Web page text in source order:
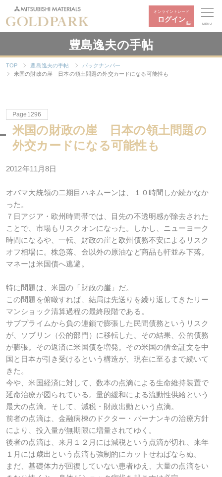
オンライントレード
ログイン
MENU
豊島逸夫の手帖
TOP 豊島逸夫の手帖
バックナンバー
米国の財政の崖 日本の領土問題の外交カードになる可能性も
Page1296
米国の財政の崖 日本の領土問題の
外交カードになる可能性も
2012年11月8日
オバマ大統領の二期目ハネムーンは、１０時間しか続かなか
った。
７日アジア・欧州時間帯では、目先の不透明感が除去された
ことで、市場もリスクオンになった。しかし、ニューヨーク
時間になるや、一転、財政の崖と欧州債務不安によるリスク
オフ相場に。株急落、金以外の原油など商品も軒並み下落。
マネーは米国債へ逃避。
特に問題は、米国の「財政の崖」だ。
この問題を俯瞰すれば、結局は先送りを繰り返してきたリー
マンショック清算過程の最終段階である。
サブプライムから負の連鎖で膨張した民間債務というリスク
が、ソブリン（公的部門）に移転した。その結果、公的債務
が膨張。その返済に米国債を増発。その米国の借金証文を中
国と日本が引き受けるという構造が、現在に至るまで続いて
きた。
今や、米国経済に対して、数本の点滴による生命維持装置で
延命治療が図られている。量的緩和による流動性供給という
最大の点滴。そして、減税・財政出動という点滴。
前者の点滴は、金融病棟のドクター・バーナンキの治療方針
により、投入量が無期限に増量されてゆく。
後者の点滴は、来月１２月には減税という点滴が切れ、来年
１月には歳出という点滴も強制的にカットせねばならぬ。
まだ、基礎体力が回復していない患者ゆえ、大量の点滴をい